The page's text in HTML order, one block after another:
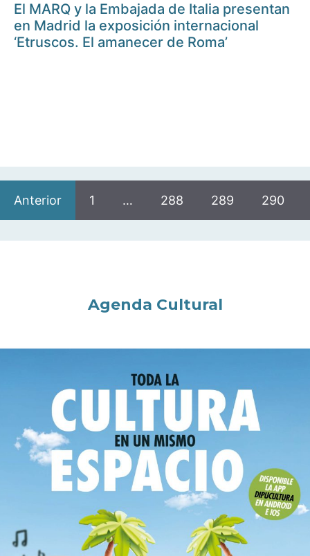
El MARQ y la Embajada de Italia presentan
en Madrid la exposición internacional
‘Etruscos. El amanecer de Roma’
Anterior 1 … 288 289 290
Agenda Cultural